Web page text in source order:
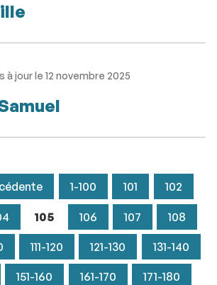
à jour le 12 novembre 2025
1-100 101 102
105 106 107 108
111-120 121-130 131-140
151-160 161-170 171-180